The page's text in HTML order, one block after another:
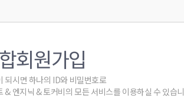
회원가입
되시면 하나의 ID와 비밀번호로
& 엔지닉 & 토커비의 모든 서비스를 이용하실 수 있습